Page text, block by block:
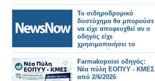
Το σιδηροδρομικό
δυστύχημα θα μπορούσε
να είχε αποφευχθεί αν ο
οδηγός είχε
χρησιμοποιήσει το
σύστημα έκτακτης
ανάγκης σύμφωνα με
έρευνα.
Farmakopoioi οδηγός:
Νέα πύλη ΕΟΠΥΥ - ΚΜΕΣ
από 2/6/2026